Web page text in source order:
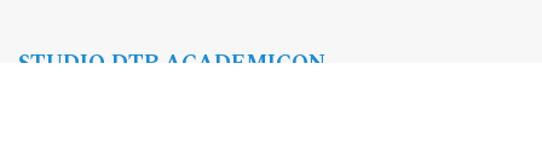
STUDIO DTP ACADEMICON